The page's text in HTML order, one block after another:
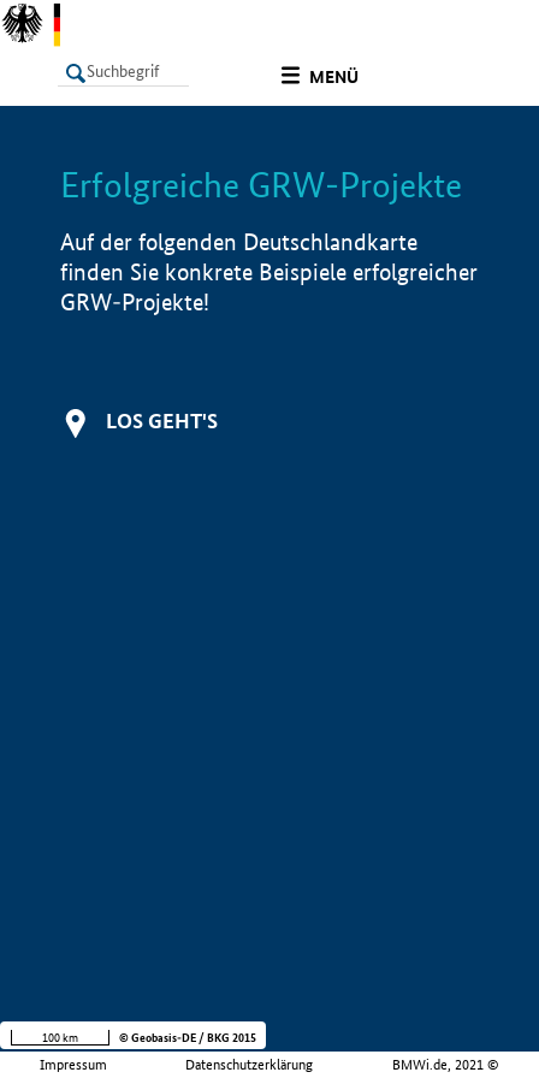
MENÜ
LISTE Info
Erfolgreiche GRW-Projekte
Auf der folgenden Deutschlandkarte
finden Sie konkrete Beispiele erfolgreicher
GRW-Projekte!
LOS GEHT'S
Impressum Datenschutzerklärung BMWi.de, 2021 ©
100 km © Geobasis-DE / BKG 2015